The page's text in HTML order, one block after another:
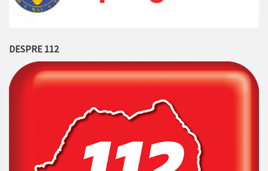
DESPRE 112